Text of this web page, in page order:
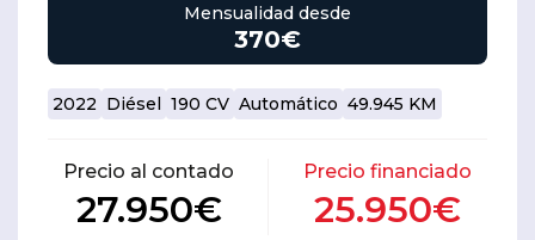
Mensualidad desde
370€
2022 Diésel 190 CV Automático 49.945 KM
Precio al contado
27.950€
Precio financiado
25.950€